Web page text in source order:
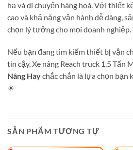
hạ và di chuyển hàng hoá. Với thiết
cao và khả năng vận hành dễ dàng,
chọn lý tưởng cho mọi doanh nghiệp.
Nếu bạn đang tìm kiếm thiết bị vận
tin cậy, Xe nâng Reach truck 1.5 Tấn
Nâng Haychắc chắn là lựa chọn
☀
SẢN PHẨM TƯƠNG TỰ